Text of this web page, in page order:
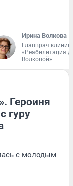
Ирина Волкова
Главврач
«Реабилитация
Волковой»
Героиня
гуру
с молодым